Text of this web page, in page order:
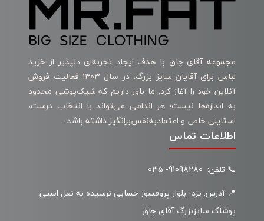
مجموعه آقای چاق با هدف ایجاد تجربه‌ای دلپذیر از خرید
لباس برای آقایان سایز بزرگ، در سال ۱۴۰۳ فعالیت فروش
آنلاین خود را آغاز کرد. ما باور داریم که شیک‌پوشی محدود
به اندازه‌ها نیست؛ هر اندامی می‌تواند با انتخاب درست،
استایلی خاص و اعتمادبه‌نفس‌برانگیز داشته باشد.
اطلاعات تماس
📞 تلفن: 91098280- 035
📍 آدرس: یزد- بلوار پروفسور حسابی نرسیده به نعل اسبی
پوشاک سایزبزرگ آقای چاق